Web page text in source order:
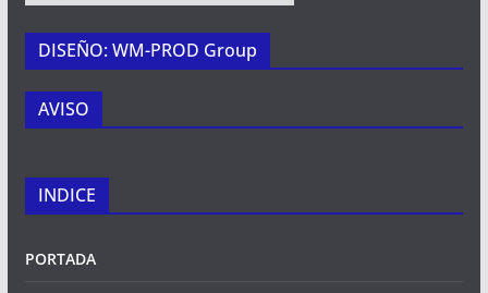
DISEÑO: WM-PROD Group
AVISO
INDICE
PORTADA